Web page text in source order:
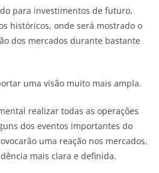
para investimentos de futuro,
históricos, onde será mostrado o
dos mercados durante bastante
uma visão muito mais ampla.
realizar todas as operações
dos eventos importantes do
uma reação nos mercados,
mais clara e definida.